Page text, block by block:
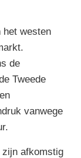
het westen
de
Tweede
vanwege
zijn afkomstig